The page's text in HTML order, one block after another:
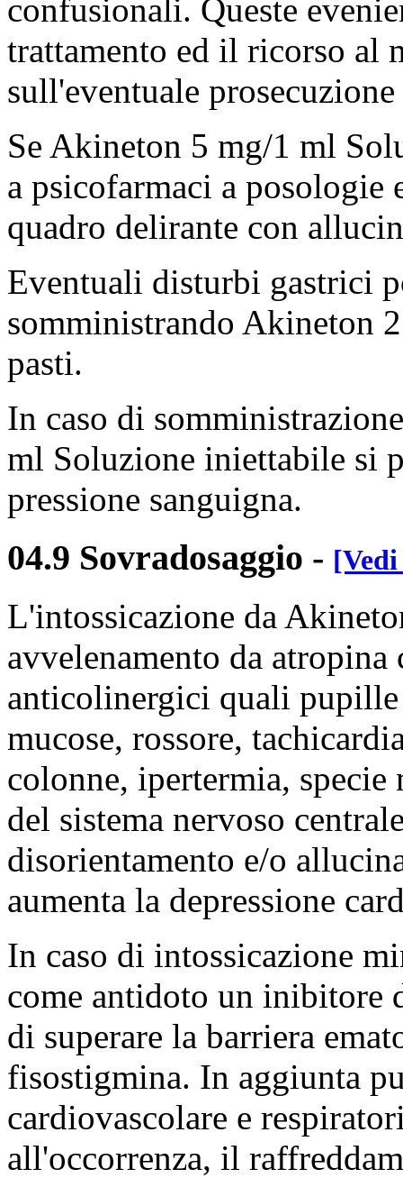
confusionali. Queste
trattamento ed il ricorso al
sull'eventuale
Se Akineton 5 mg/1 ml
a psicofarmaci a posologie
quadro delirante con
Eventuali disturbi gastrici
somministrando Akineton
pasti.
In caso di
ml Soluzione iniettabile si
pressione sanguigna.
04.9 Sovradosaggio -
L'intossicazione da
avvelenamento da
anticolinergici quali pupille
mucose, rossore,
colonne, ipertermia,
del sistema nervoso
disorientamento e/o
aumenta la depressione
In caso di intossicazione
come antidoto un inibitore
di superare la barriera
fisostigmina. In aggiunta
cardiovascolare e
all'occorrenza, il